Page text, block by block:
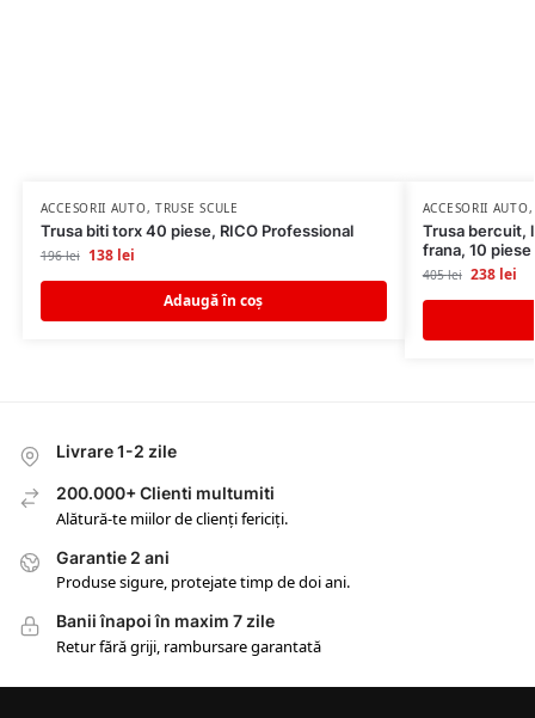
ACCESORII AUTO, TRUSE SCULE
Trusa biti torx 40 piese, RICO Professional
196lei 138 lei
Adaugă în coș
ACCESORII AUTO
Trusa bercuit,
frana, 10 piese
405lei 238 lei
Livrare 1-2 zile
200.000+ Clienti multumiti
Alătură-te miilor de clienți fericiți.
Garantie 2 ani
Produse sigure, protejate timp de doi ani.
Banii înapoi în maxim 7 zile
Retur fără griji, rambursare garantată